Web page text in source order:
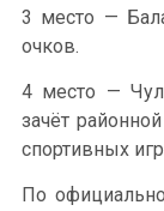
3 место —
очков.
4 место —
зачёт
спортивных
По